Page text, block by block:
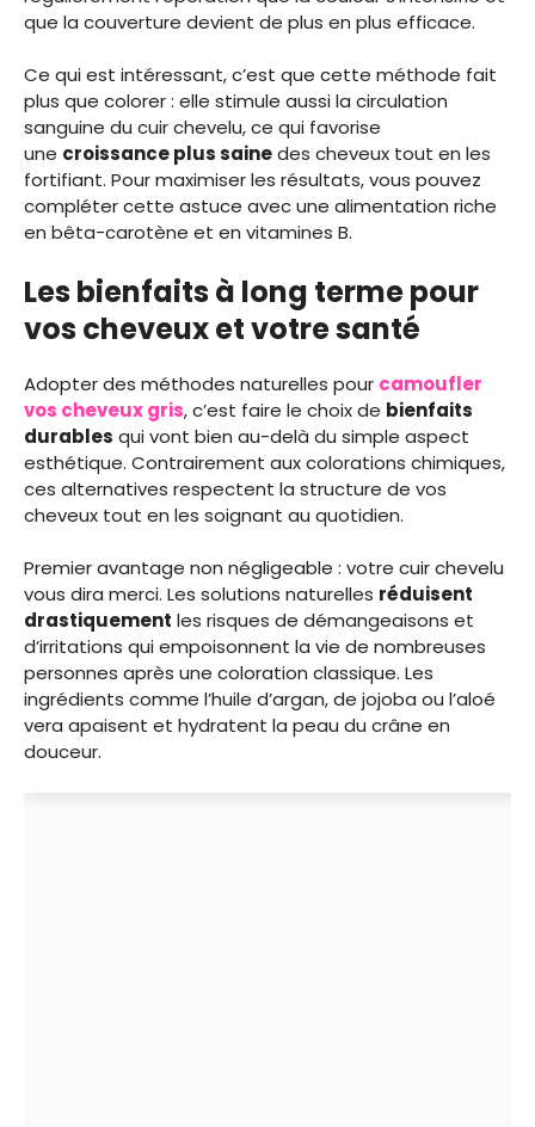
que la couverture devient de plus en plus efficace.
Ce qui est intéressant, c’est que cette méthode fait
plus que colorer : elle stimule aussi la circulation
sanguine du cuir chevelu, ce qui favorise
une croissance plus sainedes cheveux tout en les
fortifiant. Pour maximiser les résultats, vous pouvez
compléter cette astuce avec une alimentation riche
en bêta-carotène et en vitamines B.
Les bienfaits à long terme pour
vos cheveux et votre santé
Adopter des méthodes naturelles pour camoufler
vos cheveux gris, c’est faire le choix de bienfaits
durables qui vont bien au-delà du simple aspect
esthétique. Contrairement aux colorations chimiques,
ces alternatives respectent la structure de vos
cheveux tout en les soignant au quotidien.
Premier avantage non négligeable : votre cuir chevelu
vous dira merci. Les solutions naturelles réduisent
drastiquement les risques de démangeaisons et
d’irritations qui empoisonnent la vie de nombreuses
personnes après une coloration classique. Les
ingrédients comme l’huile d’argan, de jojoba ou l’aloé
vera apaisent et hydratent la peau du crâne en
douceur.